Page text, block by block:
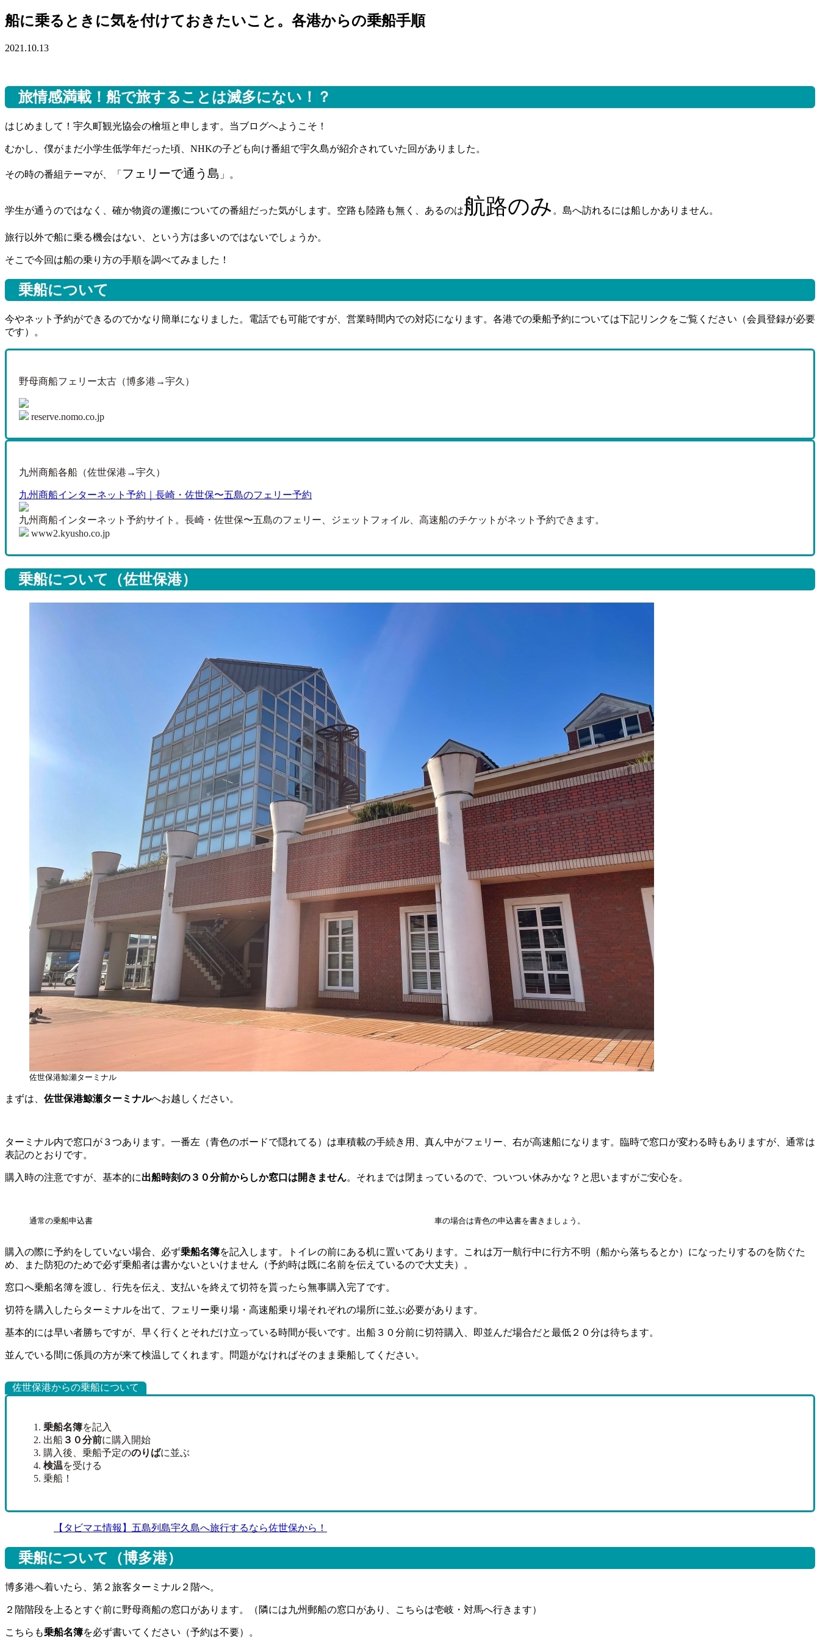
船に乗るときに気を付けておきたいこと。各港からの乗船手順
2021.10.13
旅情感満載！船で旅することは滅多にない！？
はじめまして！宇久町観光協会の檜垣と申します。当ブログへようこそ！
むかし、僕がまだ小学生低学年だった頃、NHKの子ども向け番組で宇久島が紹介されていた回がありました。
その時の番組テーマが、「 フェリーで通う島 」。
学生が通うのではなく、確か物資の運搬についての番組だった気がします。空路も陸路も無く、あるのは航路のみ 。島へ訪れるには船しかありません。
旅行以外で船に乗る機会はない、という方は多いのではないでしょうか。
そこで今回は船の乗り方の手順を調べてみました！
乗船について
今やネット予約ができるのでかなり簡単になりました。電話でも可能ですが、営業時間内での対応になります。各港での乗船予約については下記リンクをご覧ください（会員登録が必要
です）。
野母商船フェリー太古（博多港→宇久）
reserve.nomo.co.jp
九州商船各船（佐世保港→宇久）
九州商船インターネット予約｜長崎・佐世保〜五島のフェリー予約
九州商船インターネット予約サイト。長崎・佐世保〜五島のフェリー、ジェットフォイル、高速船のチケットがネット予約できます。
www2.kyusho.co.jp
乗船について（佐世保港）
佐世保港鯨瀬ターミナル
まずは、 佐世保港鯨瀬ターミナルへお越しください。
ターミナル内で窓口が３つあります。一番左（青色のボードで隠れてる）は車積載の手続き用、真ん中がフェリー、右が高速船になります。臨時で窓口が変わる時もありますが、通常は
表記のとおりです。
購入時の注意ですが、基本的に出船時刻の３０分前からしか窓口は開きません。それまでは閉まっているので、ついつい休みかな？と思いますがご安心を。
通常の乗船申込書 車の場合は青色の申込書を書きましょう。
購入の際に予約をしていない場合、必ず乗船名簿を記入します。トイレの前にある机に置いてあります。これは万一航行中に行方不明（船から落ちるとか）になったりするのを防ぐた
め、また防犯のためで必ず乗船者は書かないといけません（予約時は既に名前を伝えているので大丈夫）。
窓口へ乗船名簿を渡し、行先を伝え、支払いを終えて切符を貰ったら無事購入完了です。
切符を購入したらターミナルを出て、フェリー乗り場・高速船乗り場それぞれの場所に並ぶ必要があります。
基本的には早い者勝ちですが、早く行くとそれだけ立っている時間が長いです。出船３０分前に切符購入、即並んだ場合だと最低２０分は待ちます。
並んでいる間に係員の方が来て検温してくれます。問題がなければそのまま乗船してください。
佐世保港からの乗船について
乗船名簿を記入
出船 ３０分前に購入開始
購入後、乗船予定ののりばに並ぶ
検温を受ける
乗船！
【タビマエ情報】五島列島宇久島へ旅行するなら佐世保から！
乗船について（博多港）
博多港へ着いたら、第２旅客ターミナル２階へ。
２階階段を上るとすぐ前に野母商船の窓口があります。（隣には九州郵船の窓口があり、こちらは壱岐・対馬へ行きます）
こちらも乗船名簿を必ず書いてください（予約は不要）。